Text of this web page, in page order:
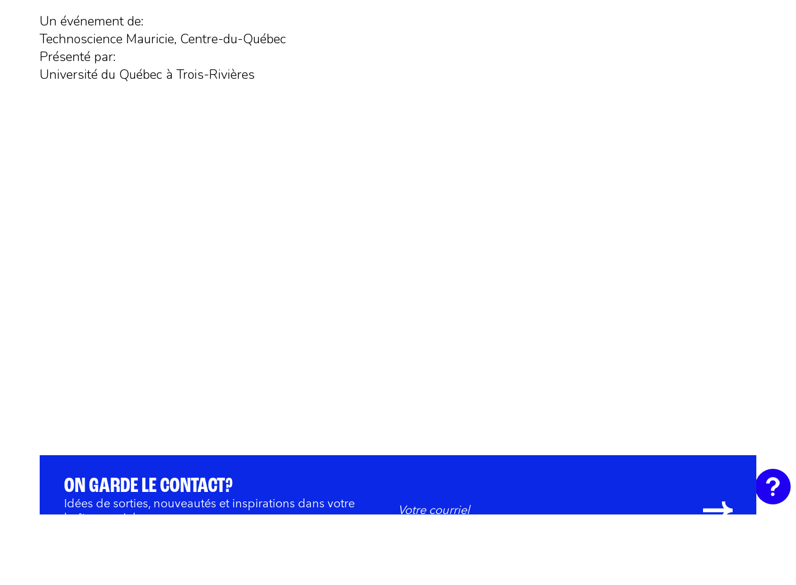
Un événement de:
Technoscience Mauricie, Centre-du-Québec
Présenté par:
Université du Québec à Trois-Rivières
ON GARDE LE CONTACT?
Idées de sorties, nouveautés et inspirations dans votre
boîte courriel.